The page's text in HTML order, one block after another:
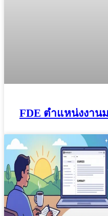
FDE ตำแหน่งงาน